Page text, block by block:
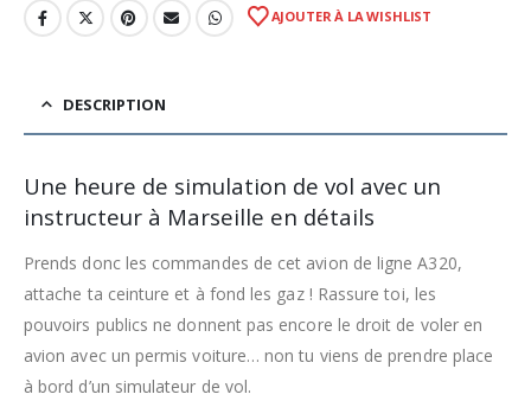
AJOUTER À LA WISHLIST
DESCRIPTION
Une heure de simulation de vol avec un
instructeur à Marseille en détails
Prends donc les commandes de cet avion de ligne A320,
attache ta ceinture et à fond les gaz ! Rassure toi, les
pouvoirs publics ne donnent pas encore le droit de voler en
avion avec un permis voiture… non tu viens de prendre place
à bord d’un simulateur de vol.